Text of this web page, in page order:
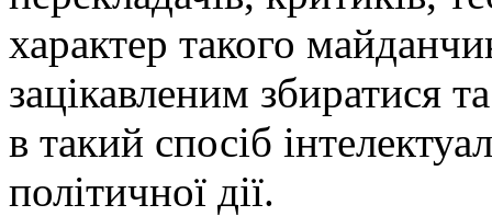
характер такого
зацікавленим збиратися
в такий спосіб
політичної дії.